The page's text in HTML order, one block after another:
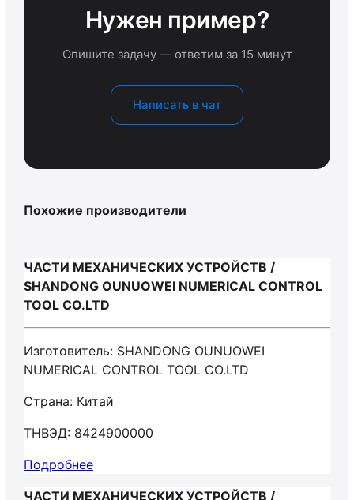
Нужен пример?
Опишите задачу — ответим за 15 минут
Написать в чат
Похожие производители
ЧАСТИ МЕХАНИЧЕСКИХ УСТРОЙСТВ /
SHANDONG OUNUOWEI NUMERICAL CONTROL
TOOL CO.LTD
Изготовитель: SHANDONG OUNUOWEI
NUMERICAL CONTROL TOOL CO.LTD
Страна: Китай
ТНВЭД: 8424900000
Подробнее
ЧАСТИ МЕХАНИЧЕСКИХ УСТРОЙСТВ /